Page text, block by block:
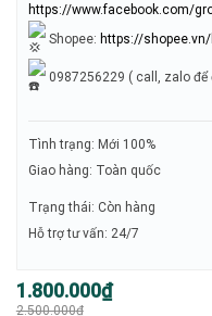
https://www.facebook.com/
Shopee: https://
0987256229 ( call, zalo để
Tình trạng: Mới 100%
Giao hàng: Toàn quốc
Trạng thái: Còn hàng
Hỗ trợ tư vấn: 24/7
2.500.000₫
Giá
gốc
1.800.000₫
Giá
hiện